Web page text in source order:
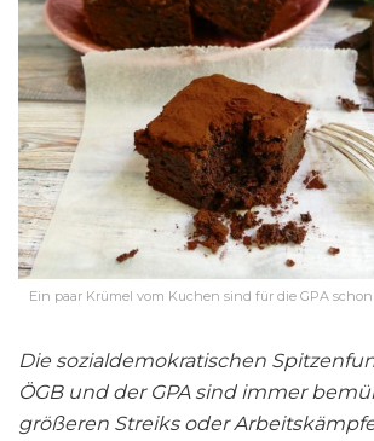
Ein paar Krümel vom Kuchen sind für die GPA
Die sozialdemokratischen
ÖGB und der GPA sind immer
größeren Streiks oder